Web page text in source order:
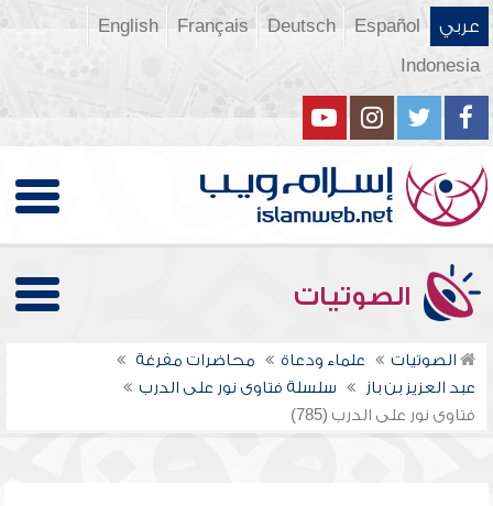
عربي Español
Deutsch
Français
English
Indonesia
الصوتيات
الصوتيات علماء ودعاة
محاضرات مفرغة
عبد العزيز بن باز
سلسلة فتاوى نور على الدرب
فتاوى نور على الدرب (785)